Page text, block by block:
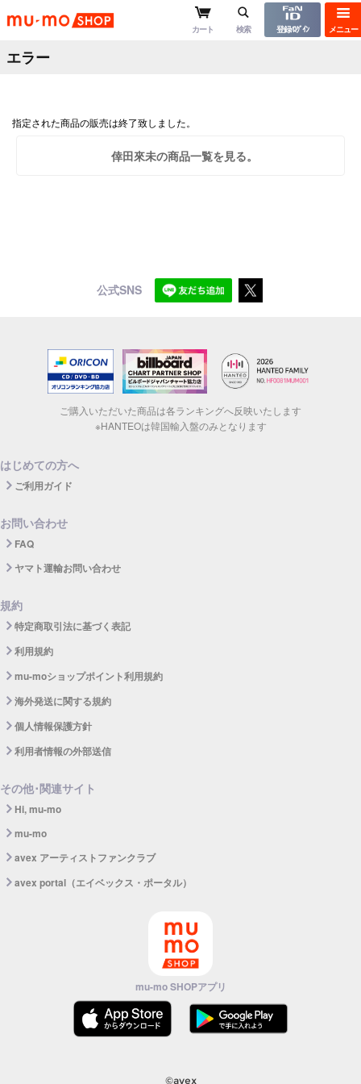
メニュー
mu-moショップ
カート 検索 登録/ﾛｸﾞｲﾝ
エラー
指定された商品の販売は終了致しました。
倖田來未の商品一覧を見る。
公式SNS
ご購入いただいた商品は各ランキングへ反映いたします
※HANTEOは韓国輸入盤のみとなります
はじめての方へ
ご利用ガイド
お問い合わせ
FAQ
ヤマト運輸お問い合わせ
規約
特定商取引法に基づく表記
利用規約
mu-moショップポイント利用規約
海外発送に関する規約
個人情報保護方針
利用者情報の外部送信
その他･関連サイト
Hi, mu-mo
mu-mo
avex アーティストファンクラブ
avex portal（エイベックス・ポータル）
mu-mo SHOPアプリ
©avex